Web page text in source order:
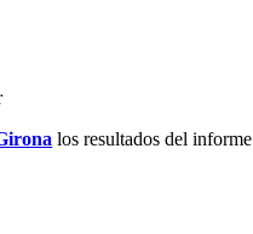
los resultados del informe